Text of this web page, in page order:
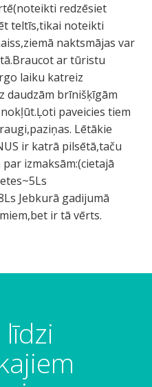
redzēsiet
teltīs,tikai noteikti
naktsmājas var
ar tūristu
laiku katreiz
daudzām brīnišķīgām
paveicies tiem
Lētākie
ir katrā pilsētā,taču
izmaksām:(cietajā
Jebkurā gadijumā
ir tā vērts.
līdzi